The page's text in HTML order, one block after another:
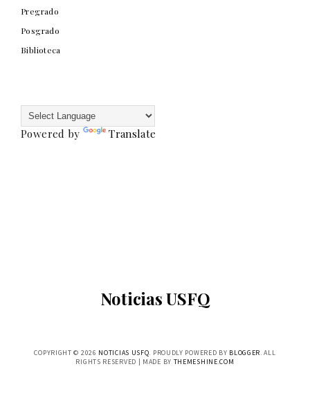
Pregrado
Posgrado
Biblioteca
Powered by Translate
Noticias USFQ
COPYRIGHT © 2026 NOTICIAS USFQ. PROUDLY POWERED BY BLOGGER. ALL
RIGHTS RESERVED | MADE BY THEMESHINE.COM